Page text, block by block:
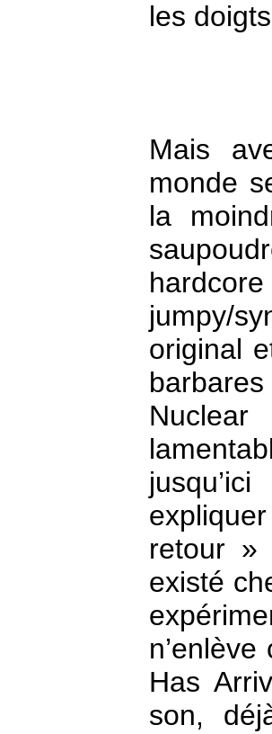
Mais
monde
la
jumpy/
original
retour »
existé
Has
son,